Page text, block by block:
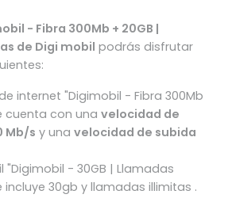
- Fibra 300Mb + 20GB |
de Digi mobil podrás disfrutar
internet "Digimobil - Fibra 300Mb
cuenta con una velocidad de
Mb/s y una velocidad de subida
"Digimobil - 30GB | Llamadas
30gb y llamadas illimitas .